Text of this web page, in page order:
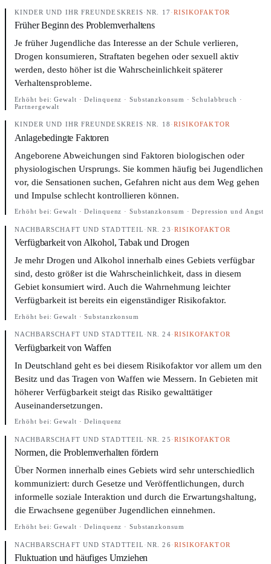
KINDER UND IHR FREUNDESKREIS·NR. 17 ·RISIKOFAKTOR
Früher Beginn des Problemverhaltens
Je früher Jugendliche das Interesse an der Schule verlieren,
Drogen konsumieren, Straftaten begehen oder sexuell aktiv
werden, desto höher ist die Wahrscheinlichkeit späterer
Verhaltensprobleme.
Erhöht bei:Gewalt · Delinquenz · Substanzkonsum · Schulabbruch ·
Partnergewalt
KINDER UND IHR FREUNDESKREIS·NR. 18 ·RISIKOFAKTOR
Anlagebedingte Faktoren
Angeborene Abweichungen sind Faktoren biologischen oder
physiologischen Ursprungs. Sie kommen häufig bei Jugendlichen
vor, die Sensationen suchen, Gefahren nicht aus dem Weg gehen
und Impulse schlecht kontrollieren können.
Erhöht bei:Gewalt · Delinquenz · Substanzkonsum · Depression und Angst
NACHBARSCHAFT UND STADTTEIL ·NR. 23 ·RISIKOFAKTOR
Verfügbarkeit von Alkohol, Tabak und Drogen
Je mehr Drogen und Alkohol innerhalb eines Gebiets verfügbar
sind, desto größer ist die Wahrscheinlichkeit, dass in diesem
Gebiet konsumiert wird. Auch die Wahrnehmung leichter
Verfügbarkeit ist bereits ein eigenständiger Risikofaktor.
Erhöht bei:Gewalt · Substanzkonsum
NACHBARSCHAFT UND STADTTEIL ·NR. 24·RISIKOFAKTOR
Verfügbarkeit von Waffen
In Deutschland geht es bei diesem Risikofaktor vor allem um den
Besitz und das Tragen von Waffen wie Messern. In Gebieten mit
höherer Verfügbarkeit steigt das Risiko gewalttätiger
Auseinandersetzungen.
Erhöht bei:Gewalt · Delinquenz
NACHBARSCHAFT UND STADTTEIL ·NR. 25 ·RISIKOFAKTOR
Normen, die Problemverhalten fördern
Über Normen innerhalb eines Gebiets wird sehr unterschiedlich
kommuniziert: durch Gesetze und Veröffentlichungen, durch
informelle soziale Interaktion und durch die Erwartungshaltung,
die Erwachsene gegenüber Jugendlichen einnehmen.
Erhöht bei:Gewalt · Delinquenz · Substanzkonsum
NACHBARSCHAFT UND STADTTEIL ·NR. 26 ·RISIKOFAKTOR
Fluktuation und häufiges Umziehen